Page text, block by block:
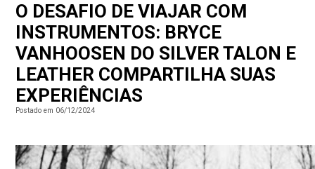
O DESAFIO DE VIAJAR COM
INSTRUMENTOS: BRYCE
VANHOOSEN DO SILVER TALON E
LEATHER COMPARTILHA SUAS
EXPERIÊNCIAS
Postado em 06/12/2024